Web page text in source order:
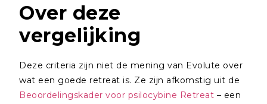
Over deze
vergelijking
Deze criteria zijn niet de mening van Evolute over
wat een goede retreat is. Ze zijn afkomstig uit de
Beoordelingskader voor psilocybine Retreat – een